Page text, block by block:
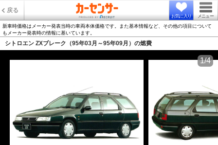
戻る
お気に入り メニュー
新車時価格はメーカー発表当時の車両本体価格です。また基本情報など、その他の項目について
もメーカー発表時の情報に基いています。
シトロエン ZXブレーク（95年03月～95年09月）の燃費
1/4